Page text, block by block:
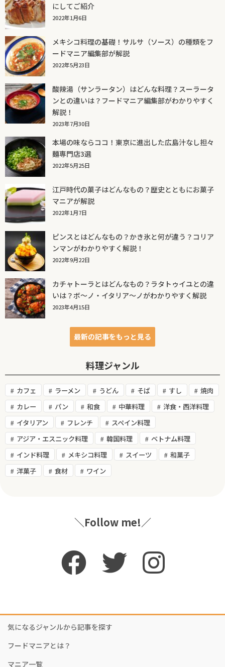
にしてご紹介
2022年1月6日
メキシコ料理の基礎！サルサ（ソース）の種類をフ
ードマニア編集部が解説
2022年5月23日
酸辣湯（サンラータン）はどんな料理？スーラータ
ンとの違いは？フードマニア編集部がわかりやすく
解説！
2023年7月30日
本場の味ならココ！東京に進出した広島汁なし担々
麺専門店3選
2022年5月25日
江戸時代の菓子はどんなもの？歴史とともにお菓子
マニアが解説
2022年1月7日
ピンスとはどんなもの？かき氷と何が違う？コリア
ンマンがわかりやすく解説！
2022年9月22日
カチャトーラとはどんなもの？ラタトゥイユとの違
いは？ボ～ノ・イタリア～ノがわかりやすく解説
2023年4月15日
最新の記事をもっと見る
料理ジャンル
カフェ ラーメン うどん そば すし
焼肉
カレー
パン 和食 中華料理
洋食・西洋料理
イタリアン
フレンチ
スペイン料理
アジア・エスニック料理
韓国料理
ベトナム料理
インド料理
メキシコ料理 スイーツ
和菓子
洋菓子
食材 ワイン
＼Follow me!／
気になるジャンルから記事を探す
フードマニアとは？
マニア一覧